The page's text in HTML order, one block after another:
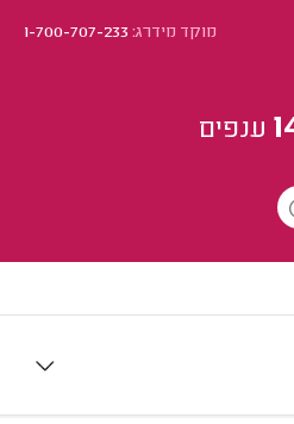
מוקד מידרג:1-700-707-233
ענפים